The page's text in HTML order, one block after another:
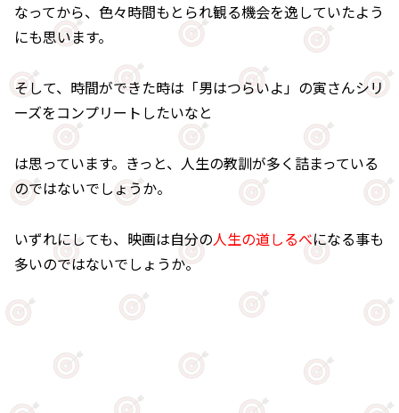
なってから、色々時間もとられ観る機会を逸していたよう
にも思います。
そして、時間ができた時は「男はつらいよ」の寅さんシリ
ーズをコンプリートしたいなと
は思っています。きっと、人生の教訓が多く詰まっている
のではないでしょうか。
いずれにしても、映画は自分の人生の道しるべになる事も
多いのではないでしょうか。